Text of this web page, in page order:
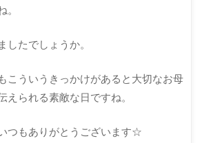
。
したでしょうか。
こういうきっかけがあると大切なお母
えられる素敵な日ですね。
つもありがとうございます☆